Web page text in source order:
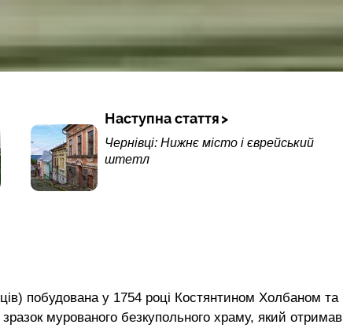
Наступна стаття
Чернівці: Нижнє місто і єврейський
штетл
побудована у 1754 році Костянтином Холбаном та
мурованого безкупольного храму, який отримав